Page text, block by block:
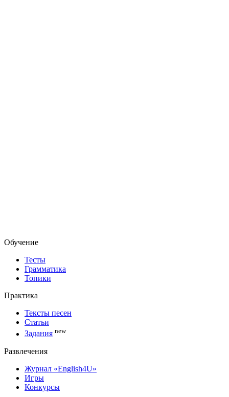
Обучение
Тесты
Грамматика
Топики
Практика
Тексты песен
Статьи
Задания new
Развлечения
Журнал «English4U»
Игры
Конкурсы